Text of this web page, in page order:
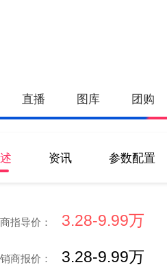
直播 图库 团购
资讯 参数配置
指导价： 3.28-9.99万
商报价： 3.28-9.99万